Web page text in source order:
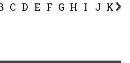
C D E F G H I J K L